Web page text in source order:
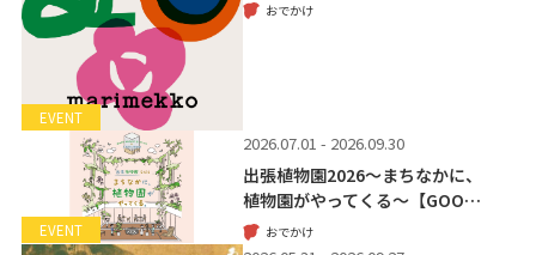
EVENT
おでかけ
EVENT
2026.07.01 - 2026.09.30
出張植物園2026～まちなかに、
植物園がやってくる～【GOO…
おでかけ